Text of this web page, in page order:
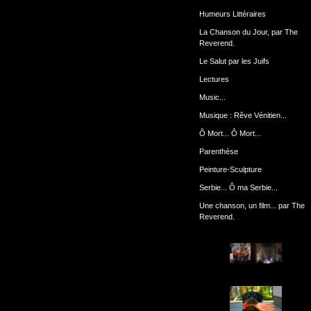
Humeurs Littéraires
La Chanson du Jour, par The
Reverend.
Le Salut par les Juifs
Lectures
Music...
Musique : Rêve Vénitien...
Ô Mort... Ô Mort...
Parenthèse
Peinture-Sculpture
Serbie... Ô ma Serbie...
Une chanson, un film... par The
Reverend.